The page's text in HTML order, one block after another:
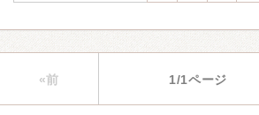
«前 1/1ページ